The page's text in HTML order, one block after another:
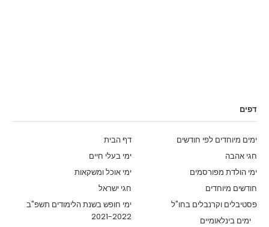
דפים
דף הבית
ימים מיוחדים לפי חודשים
ימי בעלי חיים
חגי אהבה
ימי אוכל ומשקאות
ימי הולדת מפורסמים
חגי ישראל
חודשים מיוחדים
ימי חופש בשנת הלימודים תשפ"ב
2021-2022
פסטיבלים וקרנבלים בחו"ל
ימים בינלאומיים